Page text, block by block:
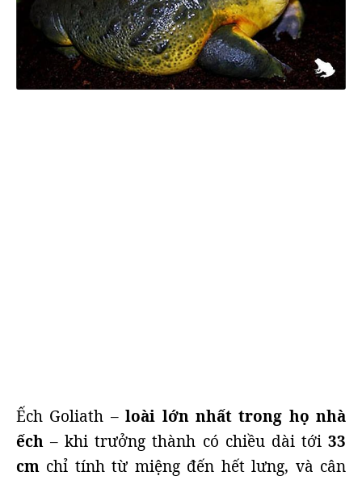
Ếch Goliath –loài lớn nhất trong họ nhà
ếch – khi trưởng thành có chiều dài tới 33
cm chỉ tính từ miệng đến hết lưng, và cân